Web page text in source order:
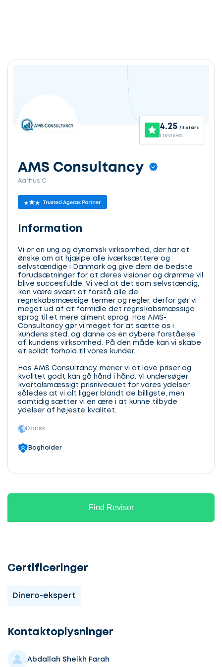
4.25 / 5 stars
1 reviews
AMS Consultancy
Aarhus C
Information
Vi er en ung og dynamisk virksomhed, der har et
ønske om at hjælpe alle iværksættere og
selvstændige i Danmark og give dem de bedste
forudsætninger for at deres visioner og drømme vil
blive succesfulde. Vi ved at det som selvstændig,
kan være svært at forstå alle de
regnskabsmæssige termer og regler, derfor gør vi
meget ud af at formidle det regnskabsmæssige
sprog til et mere alment sprog. Hos AMS-
Consultancy gør vi meget for at sætte os i
kundens sted, og danne os en dybere forståelse
af kundens virksomhed. På den måde kan vi skabe
et solidt forhold til vores kunder.
Hos AMS Consultancy, mener vi at lave priser og
kvalitet godt kan gå hånd i hånd. Vi undersøger
kvartalsmæssigt prisniveauet for vores ydelser
således at vi alt ligger blandt de billigste, men
samtidig sætter vi en ære i at kunne tilbyde
ydelser af højeste kvalitet.
Dansk
Bogholder
Find Revisor
Certificeringer
Dinero-ekspert
Kontaktoplysninger
Abdallah Sheikh Farah